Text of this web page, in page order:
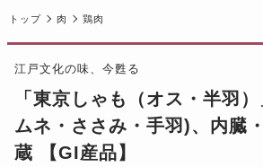
トップ 肉 鶏肉
江戸文化の味、今甦る
「東京しゃも（オス・半羽
ムネ・ささみ・手羽)、内臓
蔵 【GI産品】